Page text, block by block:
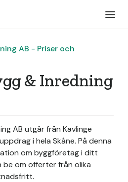
AB - Priser och
& Inredning
AB utgår från Kävlinge
i hela Skåne. På denna
om byggföretag i ditt
be om offerter från olika